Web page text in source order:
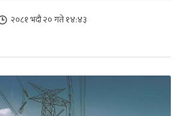
२०८१ भदौ २० गते १४:४३